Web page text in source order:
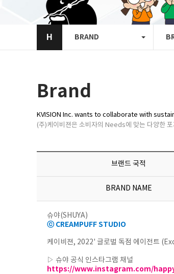
H BRAND
Brand
KVISION Inc. wants to collaborate with
(주)케이비젼은 소비자의 Needs에 맞는 다양한
브랜드 국적
BRAND NAME
슈야(SHUYA)
ⓒ CREAMPUFF STUDIO
케이비젼, 2022' 글로벌 독점 에이전트
▷ 슈야 공식 인스타그램 채널
https://www.instagram.com/